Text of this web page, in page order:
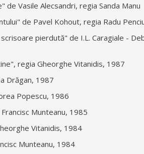
de Vasile Alecsandri, regia Sanda Manu
de Pavel Kohout, regia Radu
pierdută" de I.L. Caragiale -
regia Gheorghe Vitanidis, 1987
Drăgan, 1987
Popescu, 1986
Munteanu, 1985
Vitanidis, 1984
Munteanu, 1984